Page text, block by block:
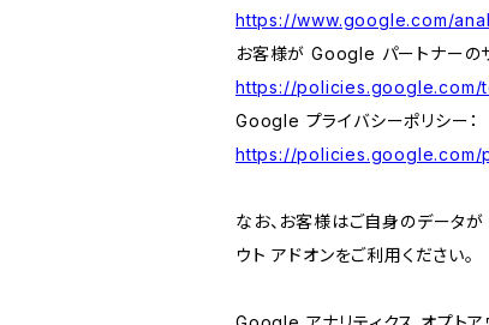
https://www.google.com/
お客様が Google パートナーの
https://policies.google.com/
Google プライバシーポリシー：
https://policies.google.com/
なお、お客様はご自身のデータ
ウト アドオンをご利用ください。